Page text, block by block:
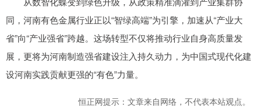
同，河南有色金属行业正以“智绿高端”为引擎，加速从“产业大
省”向“产业强省”跨越。这场转型不仅将推动行业自身高质量发
展，更将为河南制造强省建设注入持久动力，为中国式现代化建
设河南实践贡献更强的“有色”力量。
恒正网提示：文章来自网络，不代表本站观点。